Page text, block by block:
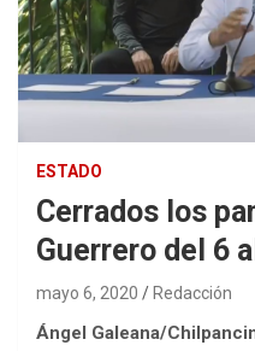
ESTADO
Cerrados los
Guerrero del 6
mayo 6, 2020 Redacción
Ángel Galeana/